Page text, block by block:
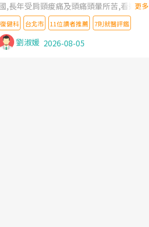
,長年受肩頸痠痛及頭痛頭暈所苦,看遍名醫
授,做了各種檢查,也嘗試過西醫打針,中醫
灸及物理徒手治療都沒有用,後來連吃到嗎
類止痛藥都效果有限,只是壓症狀,沒多久就
起來,多年失眠嚴重影響生活品質. 台灣親
更多
復健科 台北市 11位讀者推薦 7則就醫評鑑
劉淑媛 2026-08-05